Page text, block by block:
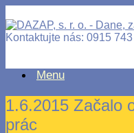
Kontaktujte nás: 0915
Menu
1.6.2015 Začalo
prác